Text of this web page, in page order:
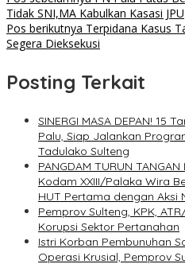
Tidak SNI,MA Kabulkan Kasasi JPU
Pos berikutnya Terpidana Kasus
Segera Dieksekusi
Posting Terkait
SINERGI MASA DEPAN! 15
Palu, Siap Jalankan
Tadulako Sulteng
PANGDAM TURUN
Kodam XXIII/Palaka Wira
HUT Pertama dengan Aksi
Pemprov Sulteng, KPK,
Korupsi Sektor Pertanahan
Istri Korban Pembunuhan
Operasi Krusial, Pemprov